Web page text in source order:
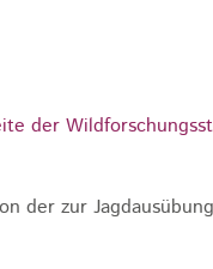
der
der zur